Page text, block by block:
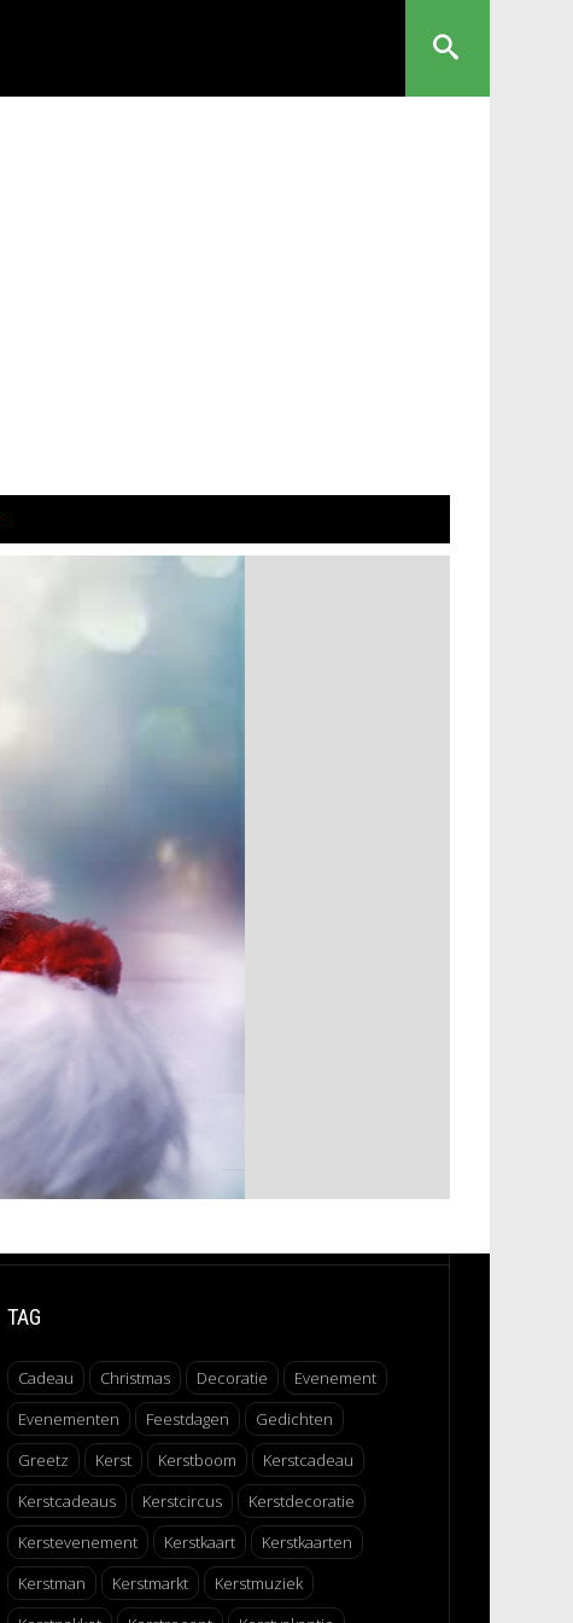
TAG
Cadeau Christmas Decoratie
Evenement
Evenementen
Feestdagen
Gedichten
Greetz
Kerst Kerstboom
Kerstcadeau
Kerstcadeaus
Kerstcircus
Kerstdecoratie
Kerstevenement
Kerstkaart
Kerstkaarten
Kerstman
Kerstmarkt
Kerstmuziek